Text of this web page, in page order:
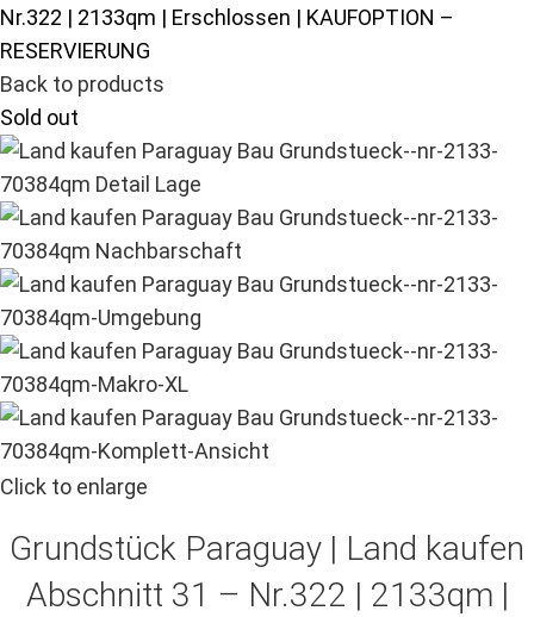
Nr.322 | 2133qm | Erschlossen | KAUFOPTION –
RESERVIERUNG
Back to products
Sold out
Click to enlarge
Grundstück Paraguay | Land kaufen
Abschnitt 31 – Nr.322 | 2133qm |